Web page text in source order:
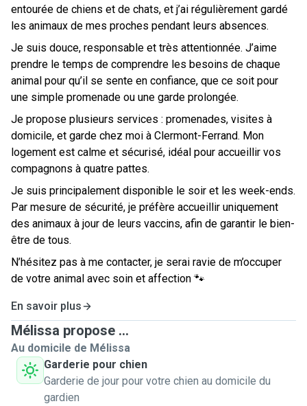
entourée de chiens et de chats, et j’ai régulièrement gardé
les animaux de mes proches pendant leurs absences.
Je suis douce, responsable et très attentionnée. J’aime
prendre le temps de comprendre les besoins de chaque
animal pour qu’il se sente en confiance, que ce soit pour
une simple promenade ou une garde prolongée.
Je propose plusieurs services : promenades, visites à
domicile, et garde chez moi à Clermont-Ferrand. Mon
logement est calme et sécurisé, idéal pour accueillir vos
compagnons à quatre pattes.
Je suis principalement disponible le soir et les week-ends.
Par mesure de sécurité, je préfère accueillir uniquement
des animaux à jour de leurs vaccins, afin de garantir le bien-
être de tous.
N’hésitez pas à me contacter, je serai ravie de m’occuper
de votre animal avec soin et affection 🐾
En savoir plus
Mélissa propose ...
Au domicile de Mélissa
Garderie pour chien
Garderie de jour pour votre chien au domicile du
gardien